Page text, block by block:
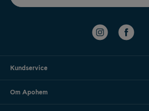
Kundservice
Om Apohem